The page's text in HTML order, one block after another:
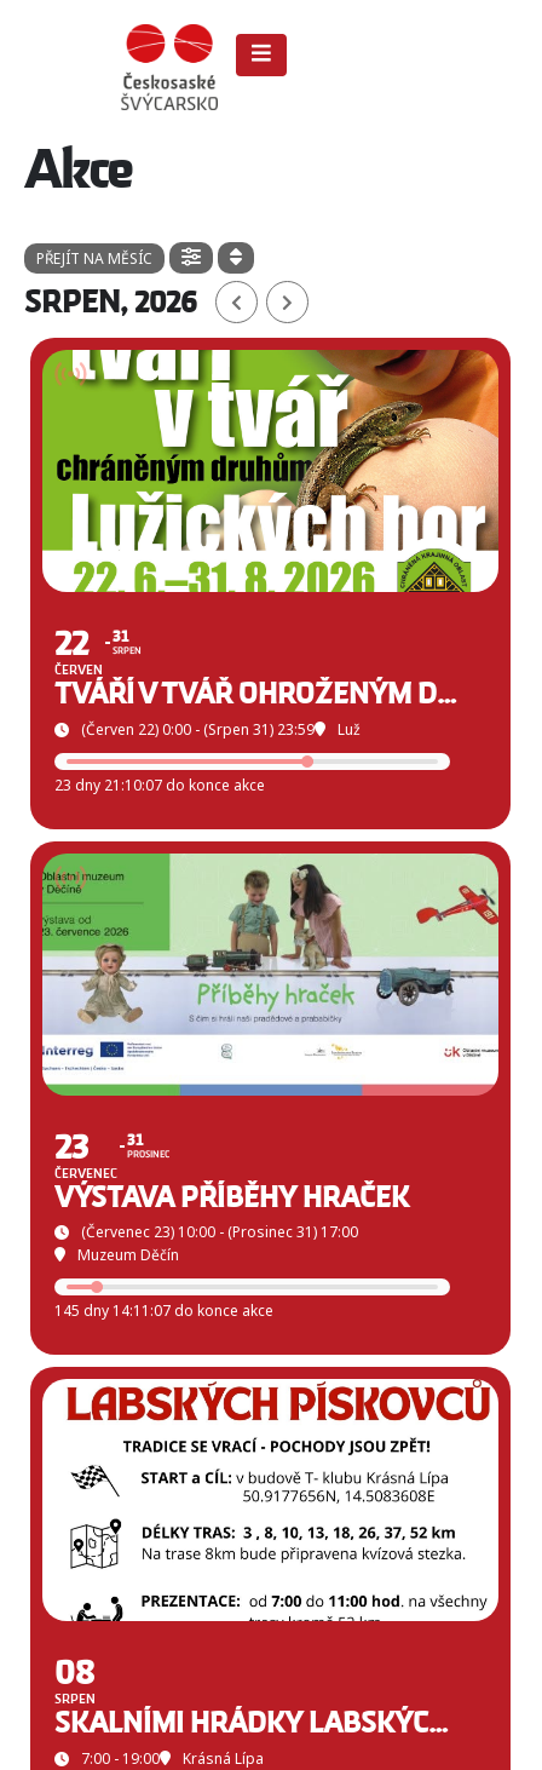
Akce
PŘEJÍT NA MĚSÍC
SRPEN, 2026
22
ČERVEN
31
SRPEN
TVÁŘÍ V TVÁŘ OHROŽENÝM DRUHŮM LUŽICKÝCH HOR
(Červen 22) 0:00 - (Srpen 31) 23:59 Luž
23 dny 21:10:05 do konce akce
23
ČERVENEC
31
PROSINEC
VÝSTAVA PŘÍBĚHY HRAČEK
(Červenec 23) 10:00 - (Prosinec 31) 17:00
Muzeum Děčín
145 dny 14:11:05 do konce akce
08
SRPEN
SKALNÍMI HRÁDKY LABSKÝCH PÍSKOVCŮ
7:00 - 19:00 Krásná Lípa